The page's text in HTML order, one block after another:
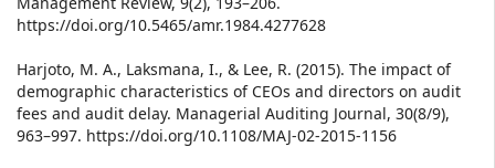
https://doi.org/10.5465/amr.1984.4277628
Harjoto, M. A., Laksmana, I., & Lee, R. (2015). The impact of
demographic characteristics of CEOs and directors on audit
fees and audit delay. Managerial Auditing Journal, 30(8/9),
963–997. https://doi.org/10.1108/MAJ-02-2015-1156